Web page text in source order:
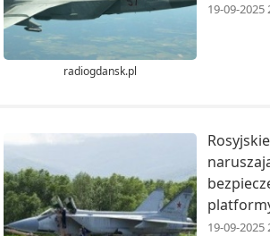
radiogdansk.pl
19-09-2025
19-09-2025